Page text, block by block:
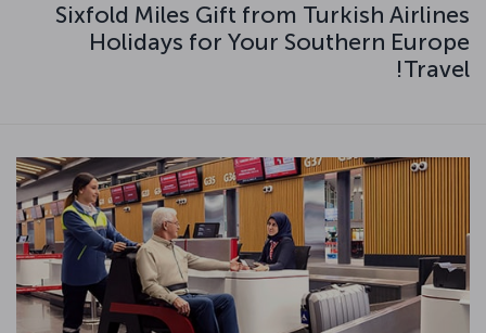
Sixfold Miles Gift from Turkish Airlines
Holidays for Your Southern Europe
Travel!